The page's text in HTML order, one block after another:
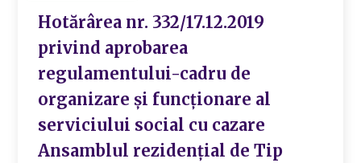
Hotărârea nr. 332/17.12.2019
privind aprobarea
regulamentului-cadru de
organizare și funcționare al
serviciului social cu cazare
Ansamblul rezidențial de Tip